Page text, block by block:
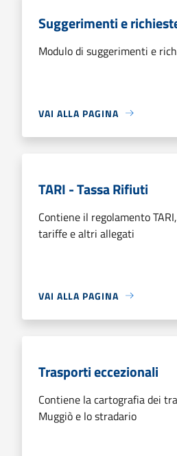
Suggerimenti e
Modulo di suggerimenti e
VAI ALLA PAGINA
TARI - Tassa Rifiuti
Contiene il regolamento
tariffe e altri allegati
VAI ALLA PAGINA
Trasporti eccezionali
Contiene la cartografia dei
Muggiò e lo stradario